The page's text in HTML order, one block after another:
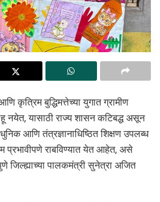
कृत्रिम बुद्धिमत्तेच्या युगात ग्रामीण
नयेत, यासाठी राज्य शासन कटिबद्ध असून
आणि तंत्रज्ञानाधिष्ठित शिक्षण उपलब्ध
प्रभावीपणे राबविण्यात येत आहेत, असे
जिल्ह्याच्या पालकमंत्री सुनेत्रा अजित